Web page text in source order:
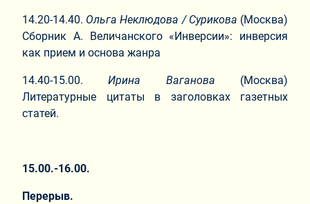
14.20-14.40. Ольга Неклюдова / Сурикова (Москва)
Сборник А. Величанского «Инверсии»: инверсия
как прием и основа жанра
14.40-15.00. Ирина Ваганова (Москва)
Литературные цитаты в заголовках газетных
статей.
15.00.-16.00.
Перерыв.